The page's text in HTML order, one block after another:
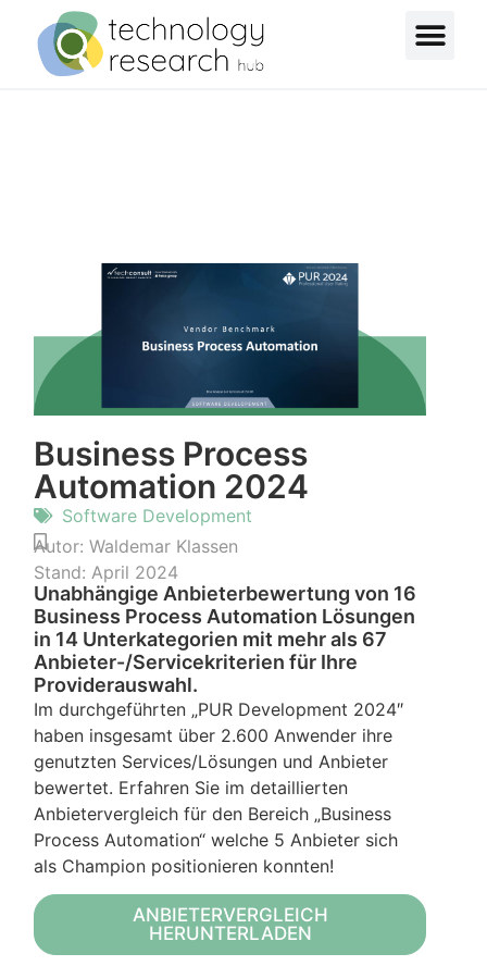
Business Process
Automation 2024
Software Development
Autor: Waldemar Klassen
Stand: April 2024
Unabhängige Anbieterbewertung von 16
Business Process Automation Lösungen
in 14 Unterkategorien mit mehr als 67
Anbieter-/Servicekriterien für Ihre
Providerauswahl.
Im durchgeführten „PUR Development 2024″
haben insgesamt über 2.600 Anwender ihre
genutzten Services/Lösungen und Anbieter
bewertet. Erfahren Sie im detaillierten
Anbietervergleich für den Bereich „Business
Process Automation“ welche 5 Anbieter sich
als Champion positionieren konnten!
ANBIETERVERGLEICH
HERUNTERLADEN